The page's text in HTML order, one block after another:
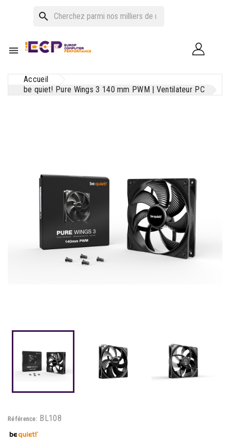
search

Accueil
be quiet! Pure Wings 3 140 mm PWM | Ventilateur PC
Référence: BL108